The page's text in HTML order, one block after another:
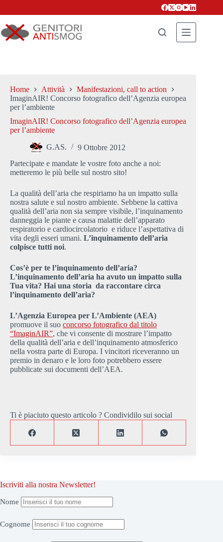
Home Attività
Manifestazioni, call to action
ImaginAIR! Concorso fotografico dell’Agenzia europea
per l’ambiente
ImaginAIR! Concorso fotografico dell’Agenzia europea
per l’ambiente
G.AS.
9 Ottobre 2012
Partecipate e mandate le vostre foto anche a noi:
metteremo le più belle sul nostro sito!
La qualità dell’aria che respiriamo ha un impatto sulla
nostra salute e sul nostro ambiente. Sebbene la cattiva
qualità dell’aria non sia sempre visibile, l’inquinamento
danneggia le piante e causa malattie dell’apparato
respiratorio e cardiocircolatorio e riduce l’aspettativa di
vita degli esseri umani. L’inquinamento dell’aria
colpisce tutti noi.
Cos’è per te l’inquinamento dell’aria?
L’inquinamento dell’aria ha avuto un impatto sulla
Tua vita? Hai una storia da raccontare circa
l’inquinamento dell’aria?
L’Agenzia Europea per L’Ambiente (AEA)
promuove il suo concorso fotografico dal titolo
“ImaginAIR”, che vi consente di mostrare l’impatto
della qualità dell’aria e dell’inquinamento atmosferico
nella vostra parte di Europa. I vincitori riceveranno un
premio in denaro e le loro foto potrebbero essere
pubblicate sui documenti dell’AEA.
Ti è piaciuto questo articolo ? Condividilo sui social
Iscriviti alla nostra Newsletter!
Nome
Cognome